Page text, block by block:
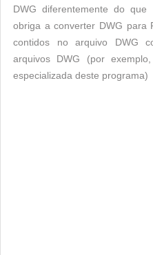
DWG diferentemente do
obriga a converter DWG para
contidos no arquivo DWG
arquivos DWG (por
especializada deste programa)